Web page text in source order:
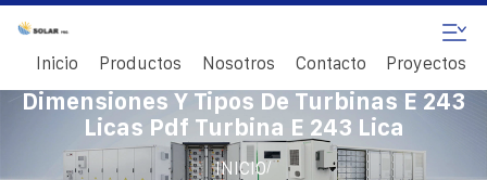
Inicio Productos Nosotros Contacto Proyectos
Dimensiones Y Tipos De Turbinas E 243
Licas Pdf Turbina E 243 Lica
INICIO/